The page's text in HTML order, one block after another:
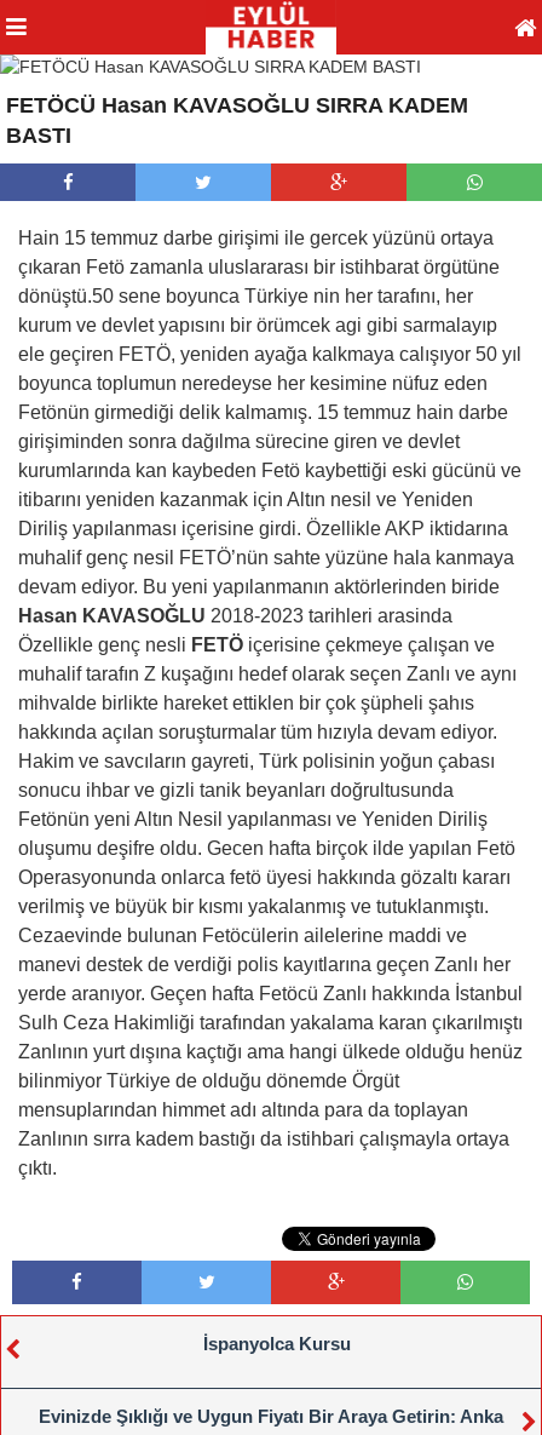
FETÖCÜ Hasan KAVASOĞLU SIRRA KADEM
BASTI
Hain 15 temmuz darbe girişimi ile gercek yüzünü ortaya
çıkaran Fetö zamanla uluslararası bir istihbarat örgütüne
dönüştü.50 sene boyunca Türkiye nin her tarafını, her
kurum ve devlet yapısını bir örümcek agi gibi sarmalayıp
ele geçiren FETÖ, yeniden ayağa kalkmaya calışıyor 50 yıl
boyunca toplumun neredeyse her kesimine nüfuz eden
Fetönün girmediği delik kalmamış. 15 temmuz hain darbe
girişiminden sonra dağılma sürecine giren ve devlet
kurumlarında kan kaybeden Fetö kaybettiği eski gücünü ve
itibarını yeniden kazanmak için Altın nesil ve Yeniden
Diriliş yapılanması içerisine girdi. Özellikle AKP iktidarına
muhalif genç nesil FETÖ’nün sahte yüzüne hala kanmaya
devam ediyor. Bu yeni yapılanmanın aktörlerinden biride
Hasan KAVASOĞLU 2018-2023 tarihleri arasinda
Özellikle genç nesli FETÖ içerisine çekmeye çalışan ve
muhalif tarafın Z kuşağını hedef olarak seçen Zanlı ve aynı
mihvalde birlikte hareket ettiklen bir çok şüpheli şahıs
hakkında açılan soruşturmalar tüm hızıyla devam ediyor.
Hakim ve savcıların gayreti, Türk polisinin yoğun çabası
sonucu ihbar ve gizli tanik beyanları doğrultusunda
Fetönün yeni Altın Nesil yapılanması ve Yeniden Diriliş
oluşumu deşifre oldu. Gecen hafta birçok ilde yapılan Fetö
Operasyonunda onlarca fetö üyesi hakkında gözaltı kararı
verilmiş ve büyük bir kısmı yakalanmış ve tutuklanmıştı.
Cezaevinde bulunan Fetöcülerin ailelerine maddi ve
manevi destek de verdiği polis kayıtlarına geçen Zanlı her
yerde aranıyor. Geçen hafta Fetöcü Zanlı hakkında İstanbul
Sulh Ceza Hakimliği tarafından yakalama karan çıkarılmıştı
Zanlının yurt dışına kaçtığı ama hangi ülkede olduğu henüz
bilinmiyor Türkiye de olduğu dönemde Örgüt
mensuplarından himmet adı altında para da toplayan
Zanlının sırra kadem bastığı da istihbari çalışmayla ortaya
çıktı.
İspanyolca Kursu
Evinizde Şıklığı ve Uygun Fiyatı Bir Araya Getirin: Anka